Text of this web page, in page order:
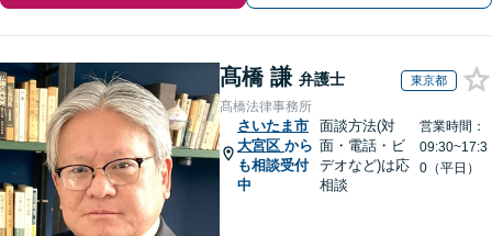
髙橋 謙 弁護士 東京都
髙橋法律事務所
さいたま市
大宮区 から
も相談受付
中
面談方法(対
面・電話・ビ
デオなど)は応
相談
営業時間：
09:30~17:3
0（平日）